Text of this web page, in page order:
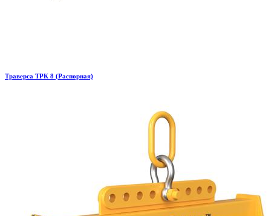
Траверса ТРК 8 (Распорная)